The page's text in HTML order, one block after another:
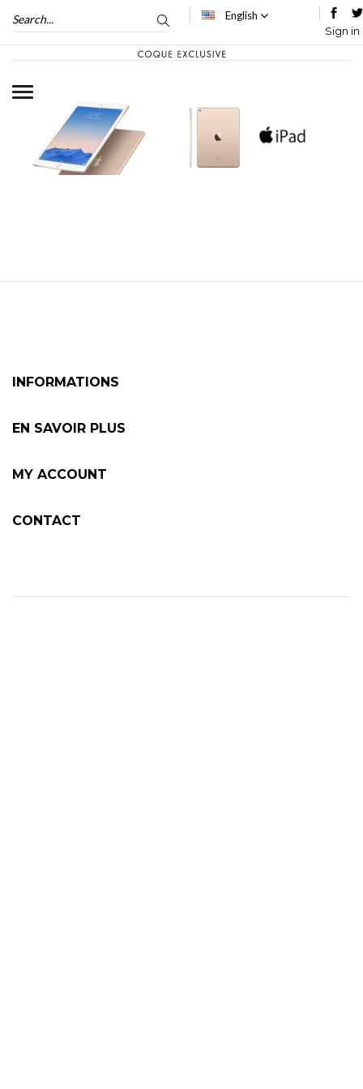
English
Sign in
INFORMATIONS
EN SAVOIR PLUS
MY ACCOUNT
CONTACT